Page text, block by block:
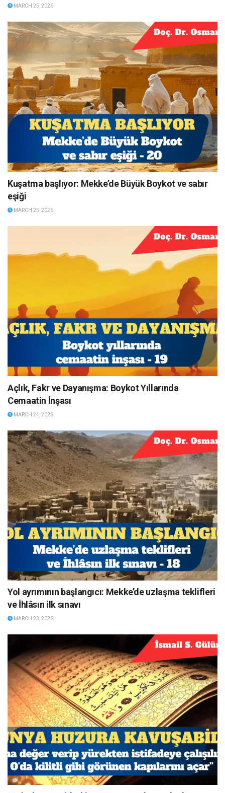
MARCH 25, 2026
Kuşatma başlıyor: Mekke’de Büyük Boykot ve sabır
eşiği
MARCH 25, 2026
Açlık, Fakr ve Dayanışma: Boykot Yıllarında
Cemaatin İnşası
MARCH 24, 2026
Yol ayrımının başlangıcı: Mekke’de uzlaşma teklifleri
ve İhlâsın ilk sınavı
MARCH 23, 2026